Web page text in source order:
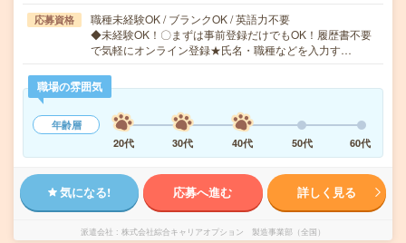
応募資格
職種未経験OK / ブランクOK / 英語力不要
◆未経験OK！〇まずは事前登録だけでもOK！履歴書不要
で気軽にオンライン登録★氏名・職種などを入力す…
職場の雰囲気
年齢層
20代
30代 40代 50代 60代
気になる! 応募へ進む 詳しく見る
派遣会社 株式会社綜合キャリアオプション 製造事業部（全国）